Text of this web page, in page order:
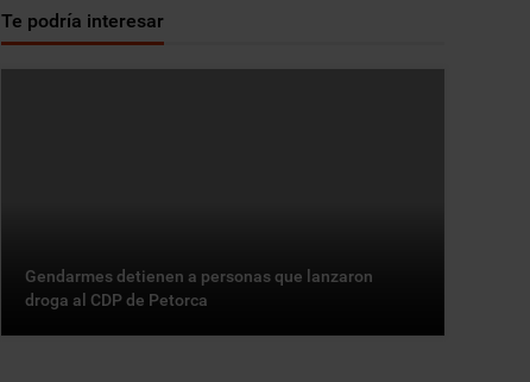
Te podría interesar
Gendarmes detienen a personas que lanzaron
droga al CDP de Petorca